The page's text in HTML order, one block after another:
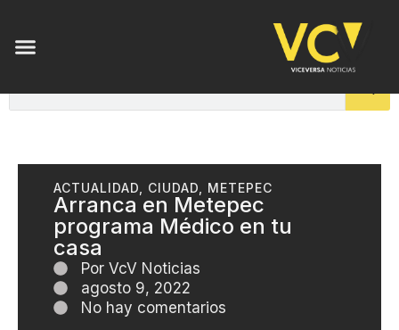
ACTUALIDAD CIUDAD METEPEC
Arranca en Metepec
programa Médico en tu
casa
Por VcV Noticias
agosto 9, 2022
No hay comentarios